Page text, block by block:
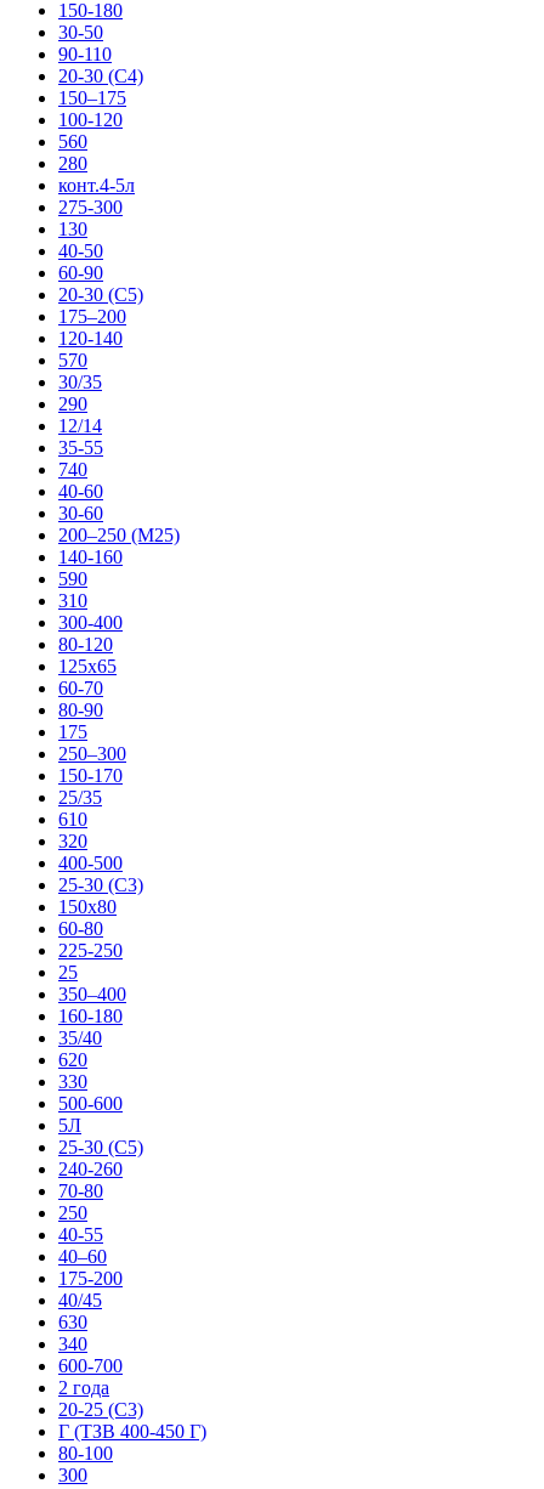
150-180
30-50
90-110
20-30 (С4)
150–175
100-120
560
280
конт.4-5л
275-300
130
40-50
60-90
20-30 (С5)
175–200
120-140
570
30/35
290
12/14
35-55
740
40-60
30-60
200–250 (М25)
140-160
590
310
300-400
80-120
125х65
60-70
80-90
175
250–300
150-170
25/35
610
320
400-500
25-30 (С3)
150х80
60-80
225-250
25
350–400
160-180
35/40
620
330
500-600
5Л
25-30 (С5)
240-260
70-80
250
40-55
40–60
175-200
40/45
630
340
600-700
2 года
20-25 (С3)
Г (ТЗB 400-450 Г)
80-100
300